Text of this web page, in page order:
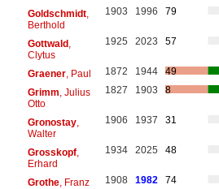
Goldschmidt,
Berthold
1903 1996 79
Gottwald,
Clytus
1925 2023 57
Graener, Paul 1872 1944
49
Grimm , Julius
Otto
1827 1903 8
Gronostay,
Walter
1906 1937 31
Grosskopf,
Erhard
1934 2025 48
Grothe, Franz 1908 1982
74